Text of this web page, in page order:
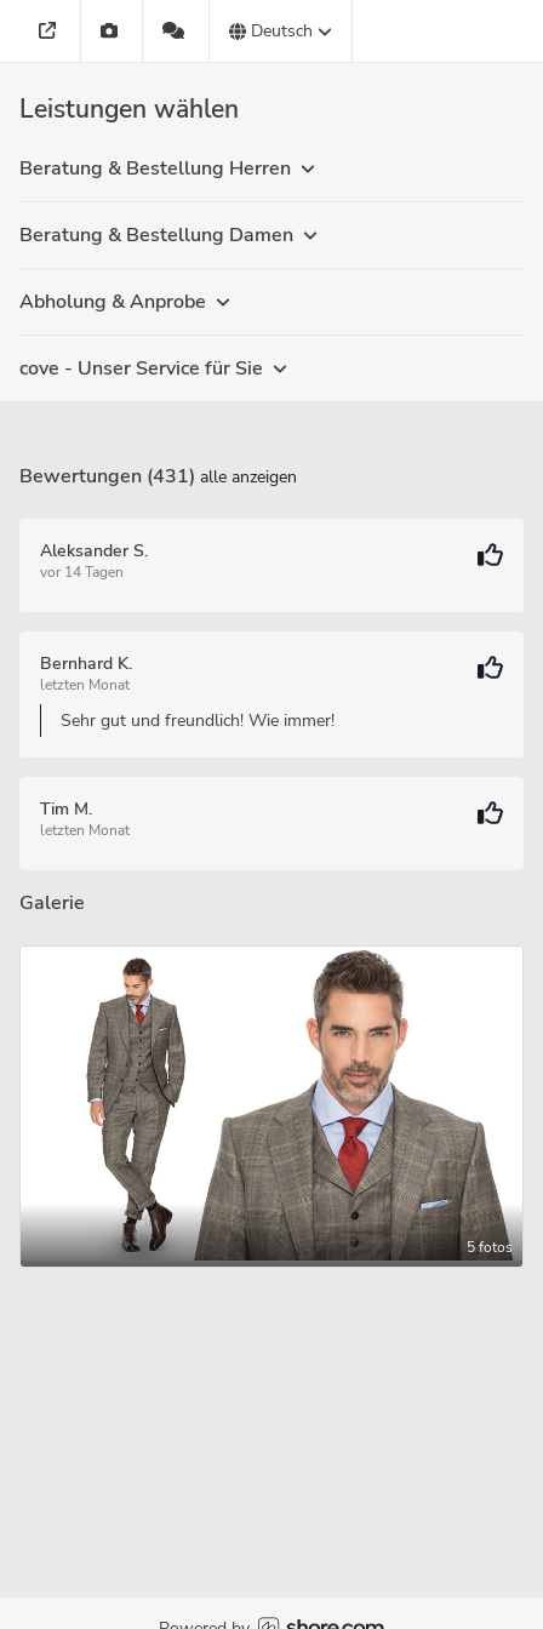
Deutsch
Leistungen wählen
Beratung & Bestellung Herren
Beratung & Bestellung Damen
Abholung & Anprobe
cove - Unser Service für Sie
Bewertungen (431) alle anzeigen
Aleksander S.
vor 14 Tagen
Bernhard K.
letzten Monat
Sehr gut und freundlich! Wie immer!
Tim M.
letzten Monat
Galerie
5 fotos